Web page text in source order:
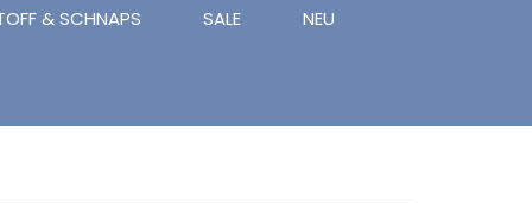
& SCHNAPS SALE NEU